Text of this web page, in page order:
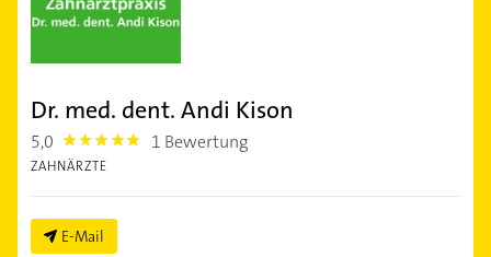
Dr. med. dent. Andi Kison
5,0 5.0 1 Bewertung
ZAHNÄRZTE
E-Mail